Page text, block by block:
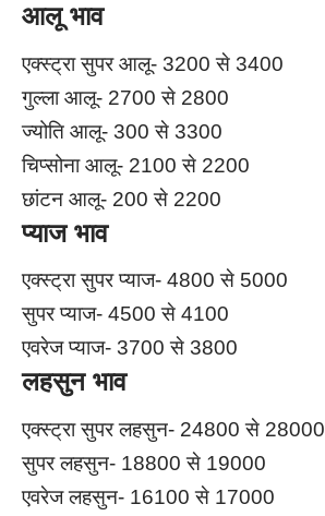
आलू भाव
एक्स्ट्रा सुपर आलू- 3200 से 3400
गुल्ला आलू- 2700 से 2800
ज्योति आलू- 300 से 3300
चिप्सोना आलू- 2100 से 2200
छांटन आलू- 200 से 2200
प्याज भाव
एक्स्ट्रा सुपर प्याज- 4800 से 5000
सुपर प्याज- 4500 से 4100
एवरेज प्याज- 3700 से 3800
लहसुन भाव
एक्स्ट्रा सुपर लहसुन- 24800 से 28000
सुपर लहसुन- 18800 से 19000
एवरेज लहसुन- 16100 से 17000